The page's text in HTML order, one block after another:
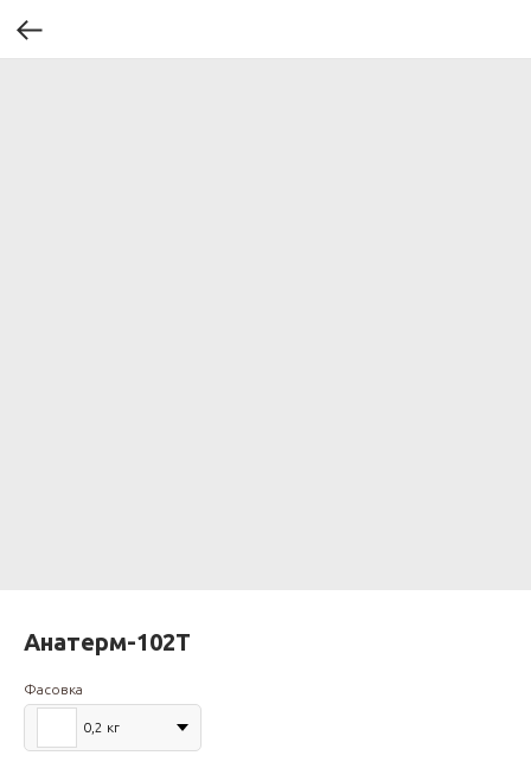
Анатерм-102Т
Фасовка
0,2 кг